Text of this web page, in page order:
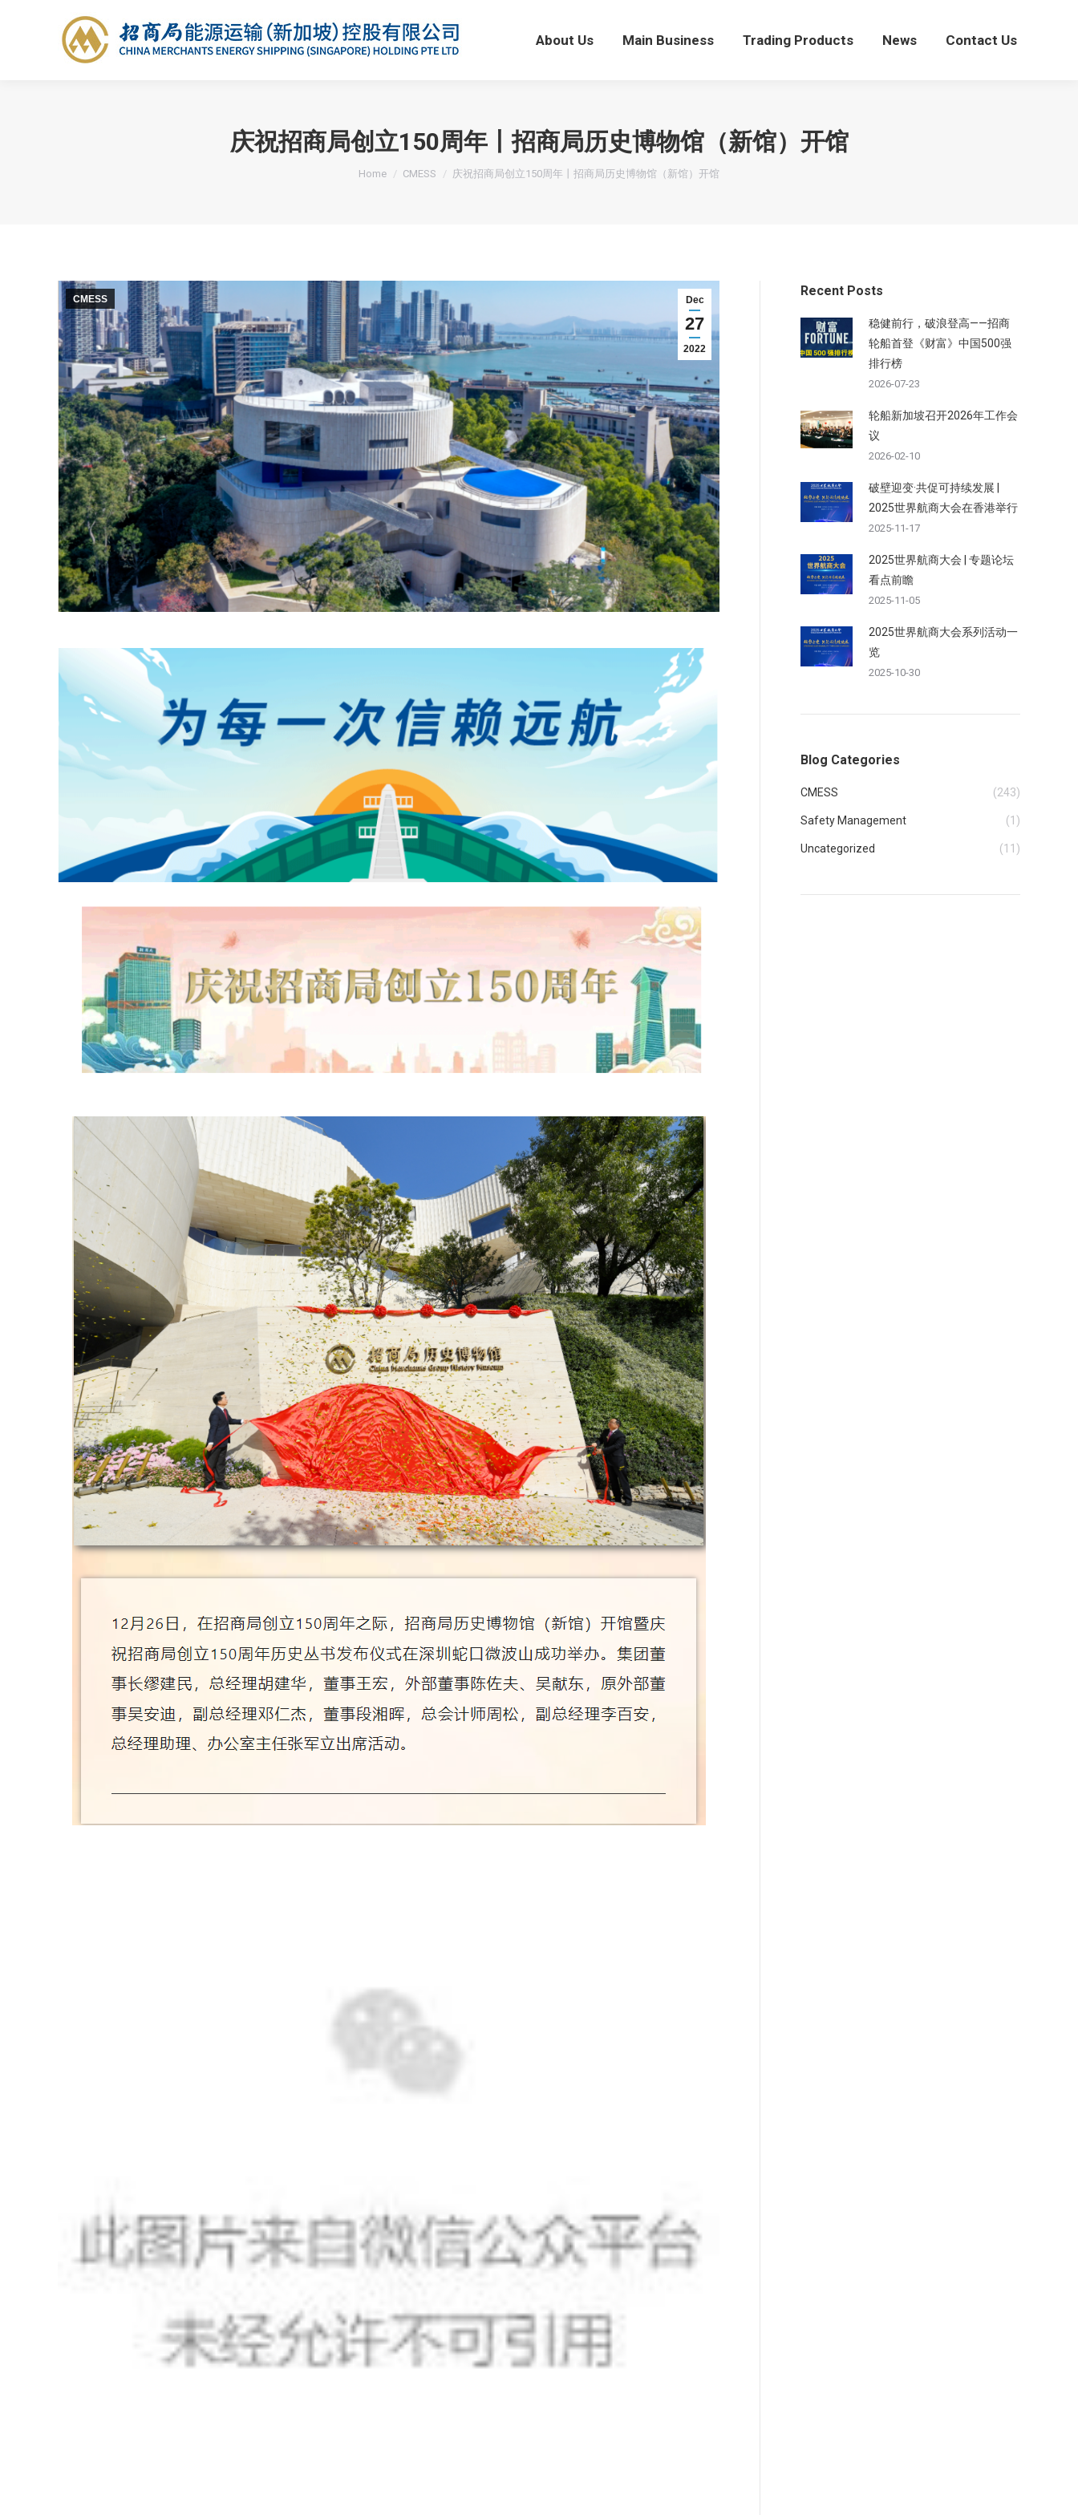
About Us Main Business Trading Products News Contact Us
庆祝招商局创立150周年丨招商局历史博物馆（新馆）开馆
You are here:
Home CMESS 庆祝招商局创立150周年丨招商局历史博物馆（新馆）开馆
Dec
27
2022
CMESS
Recent Posts
稳健前行，破浪登高——招商
轮船首登《财富》中国500强
排行榜
2026-07-23
轮船新加坡召开2026年工作会
议
2026-02-10
破壁迎变·共促可持续发展 |
2025世界航商大会在香港举行
2025-11-17
2025世界航商大会 | 专题论坛
看点前瞻
2025-11-05
2025世界航商大会系列活动一
览
2025-10-30
Blog Categories
CMESS (243)
Safety Management (1)
Uncategorized (11)